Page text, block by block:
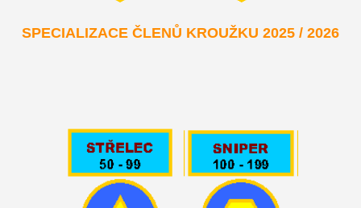
SPECIALIZACE ČLENŮ KROUŽKU 2025 / 2026